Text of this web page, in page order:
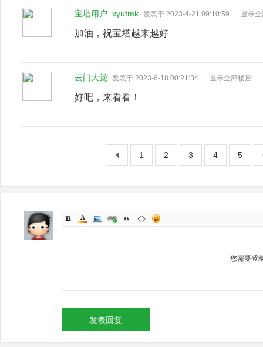
宝塔用户_xyufmk 发表于 2023-4-21 09:10:59 显示
加油，祝宝塔越来越好
云门大觉 发表于 2023-6-18 00:21:34 显示全部楼层
好吧，来看看！
1 2 3 4 5
您需要登
发表回复